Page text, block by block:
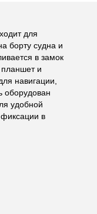
для
борту судна и
в замок
планшет и
навигации,
оборудован
удобной
фиксации в